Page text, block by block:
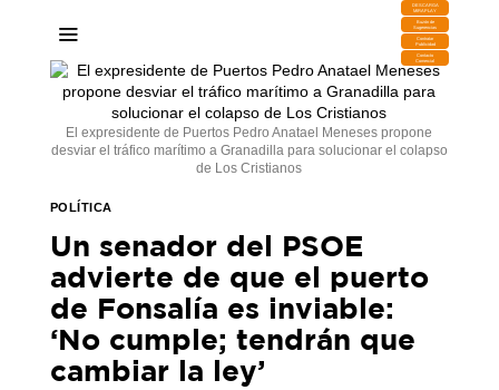
DESCARGA
MIRAPLAY
Buzón de
Sugerencias
Contratar
Publicidad
Contacto
Comercial
El expresidente de Puertos Pedro Anatael Meneses propone
desviar el tráfico marítimo a Granadilla para solucionar el colapso
de Los Cristianos
POLÍTICA
Un senador del PSOE
advierte de que el puerto
de Fonsalía es inviable:
‘No cumple; tendrán que
cambiar la ley’